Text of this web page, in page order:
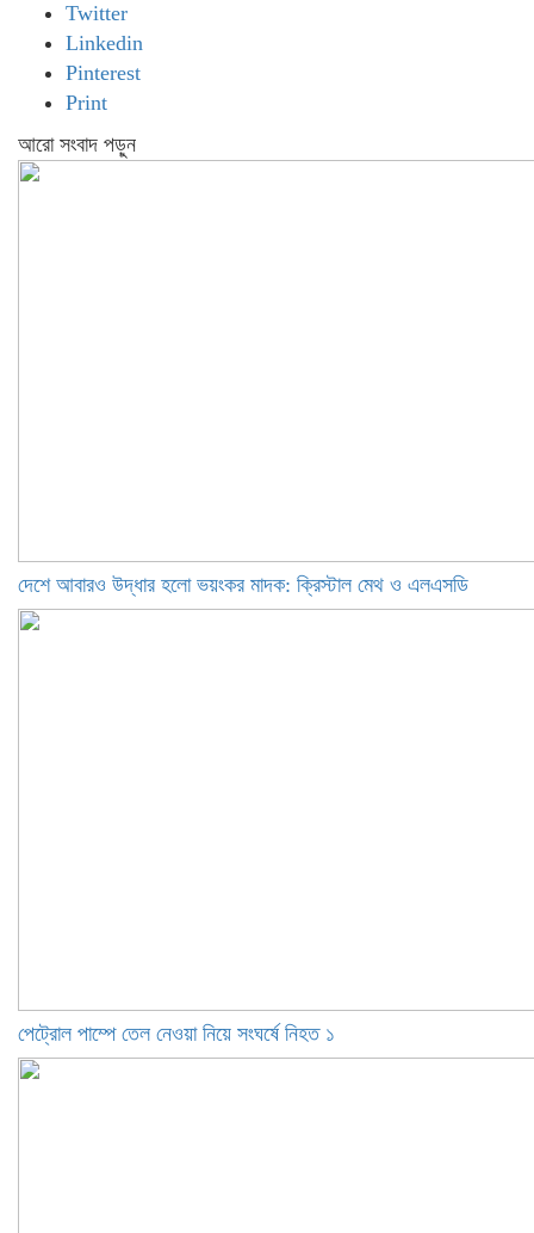
Twitter
Linkedin
Pinterest
Print
আরো সংবাদ পড়ুন
দেশে আবারও উদ্ধার হলো ভয়ংকর মাদক: ক্রিস্টাল মেথ ও এলএসডি
পেট্রোল পাম্পে তেল নেওয়া নিয়ে সংঘর্ষে নিহত ১